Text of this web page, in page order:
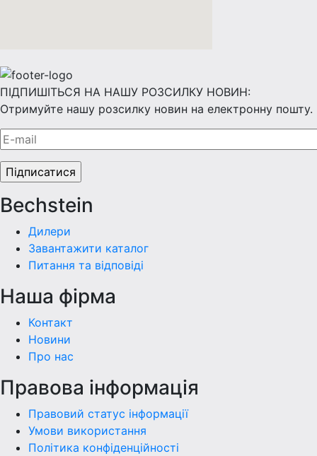
ПІДПИШІТЬСЯ НА НАШУ РОЗСИЛКУ НОВИН:
Отримуйте нашу розсилку новин на електронну пошту.
Bechstein
Дилери
Завантажити каталог
Питання та відповіді
Наша фiрма
Контакт
Новини
Про нас
Правова інформація
Правовий статус інформації
Умови використання
Політика конфіденційності